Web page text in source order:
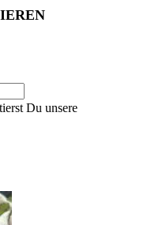
Du unsere